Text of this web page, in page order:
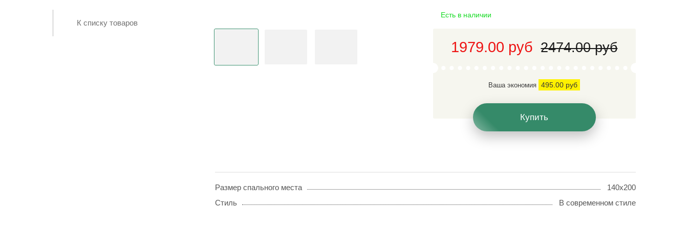
К списку товаров
Есть в наличии
1979.00 руб 2474.00 руб
Ваша экономия 495.00 руб
Купить
Размер спального места
140х200
Стиль
В современном стиле